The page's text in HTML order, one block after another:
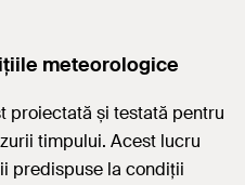
meteorologice
proiectată și testată pentru
timpului. Acest lucru
predispuse la condiții